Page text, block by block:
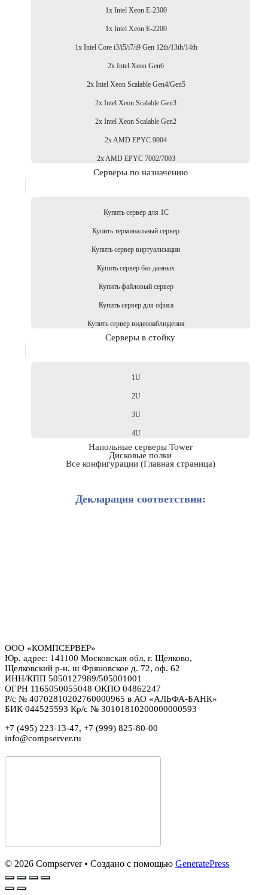
1x Intel Xeon E-2300
1x Intel Xeon E-2200
1x Intel Core i3/i5/i7/i9 Gen 12th/13th/14th
2x Intel Xeon Gen6
2x Intel Xeon Scalable Gen4/Gen5
2x Intel Xeon Scalable Gen3
2x Intel Xeon Scalable Gen2
2x AMD EPYC 9004
2x AMD EPYC 7002/7003
Серверы по назначению
Купить сервер для 1С
Купить терминальный сервер
Купить сервер виртуализации
Купить сервер баз данных
Купить файловый сервер
Купить сервер для офиса
Купить сервер видеонаблюдения
Серверы в стойку
1U
2U
3U
4U
Напольные серверы Tower
Дисковые полки
Все конфигурации (Главная страница)
Декларация соответствия:
ООО «КОМПСЕРВЕР»
Юр. адрес: 141100 Московская обл, г. Щелково,
Щелковский р-н. ш Фряновское д. 72, оф. 62
ИНН/КПП 5050127989/505001001
ОГРН 1165050055048 ОКПО 04862247
Р/с № 40702810202760000965 в АО «АЛЬФА-БАНК»
БИК 044525593 Кр/с № 30101810200000000593
+7 (495) 223-13-47, +7 (999) 825-80-00
info@compserver.ru
© 2026 Compserver• Создано с помощью GeneratePress